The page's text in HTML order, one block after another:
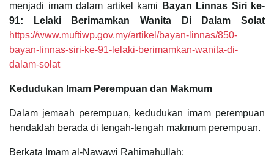
menjadi imam dalam artikel kami
Bayan Linnas Siri ke-
91: Lelaki Berimamkan Wanita Di Dalam Solat
https://www.muftiwp.gov.my/artikel/bayan-linnas/850-
bayan-linnas-siri-ke-91-lelaki-berimamkan-wanita-di-
dalam-solat
Kedudukan Imam Perempuan dan Makmum
Dalam jemaah perempuan, kedudukan imam perempuan
hendaklah berada di tengah-tengah makmum perempuan.
Berkata Imam al-Nawawi Rahimahullah: